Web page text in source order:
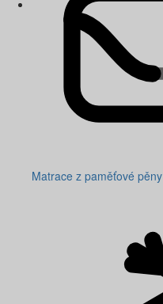
Matrace z paměťové pěny